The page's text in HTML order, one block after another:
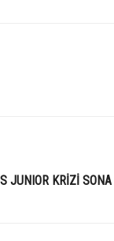
JUNIOR KRİZİ